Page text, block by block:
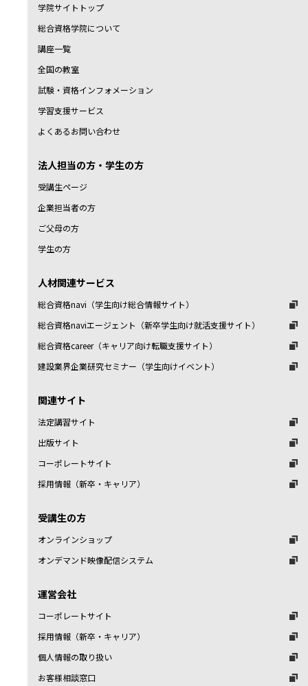
学院サイトトップ
総合資格学院について
講座一覧
全国の教室
試験・資格インフォメーション
学習支援サービス
よくあるお問い合わせ
法人担当の方・学生の方
受講生ページ
企業担当者の方
ご父母の方
学生の方
人材関連サービス
総合資格navi（学生向け総合情報サイト）
総合資格naviエージェント（新卒学生向け就活支援サイト）
総合資格career（キャリア向け転職支援サイト）
建設業界企業研究セミナー（学生向けイベント）
関連サイト
法定講習サイト
出版サイト
コーポレートサイト
採用情報（新卒・キャリア）
受講生の方
オンラインショップ
オンデマンド映像配信システム
運営会社
コーポレートサイト
採用情報（新卒・キャリア）
個人情報の取り扱い
お客様相談窓口